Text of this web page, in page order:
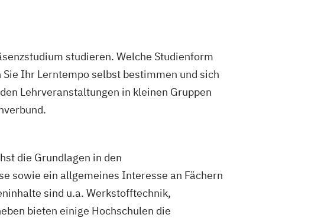
studieren. Welche Studienform
Ihr Lerntempo selbst bestimmen und sich
Lehrveranstaltungen in kleinen Gruppen
die Grundlagen in den
sowie ein allgemeines Interesse an Fächern
sind u.a. Werkstofftechnik,
bieten einige Hochschulen die